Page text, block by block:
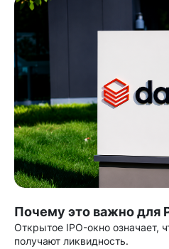
Почему это важно для
Открытое IPO-окно означает,
получают ликвидность.